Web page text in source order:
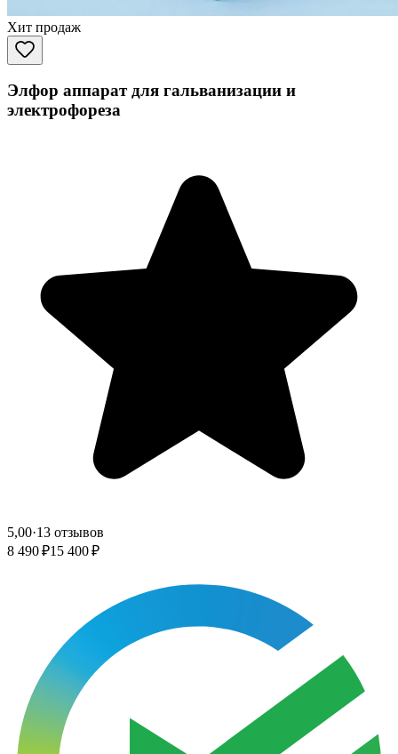
Хит продаж
Элфор аппарат для гальванизации и
электрофореза
5,00·13 отзывов
8 490 ₽15 400 ₽